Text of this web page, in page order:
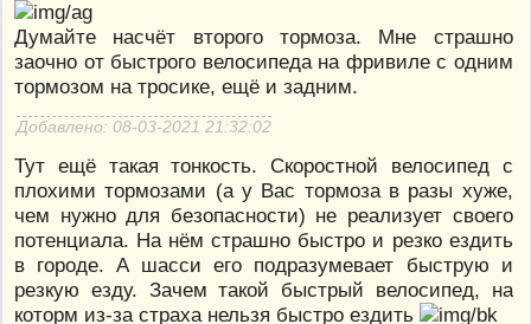
Думайте насчёт второго тормоза. Мне страшно
заочно от быстрого велосипеда на фривиле с одним
тормозом на тросике, ещё и задним.
Добавлено: 08-03-2021 21:32:02
Тут ещё такая тонкость. Скоростной велосипед с
плохими тормозами (а у Вас тормоза в разы хуже,
чем нужно для безопасности) не реализует своего
потенциала. На нём страшно быстро и резко ездить
в городе. А шасси его подразумевает быструю и
резкую езду. Зачем такой быстрый велосипед, на
которм из-за страха нельзя быстро ездить